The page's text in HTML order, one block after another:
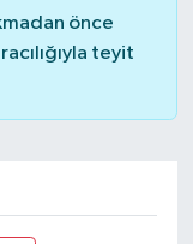
önce
teyit